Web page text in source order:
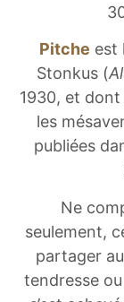
Pitche est
Stonkus (
1930, et
les
publiées
Ne
seulement,
partager
tendresse